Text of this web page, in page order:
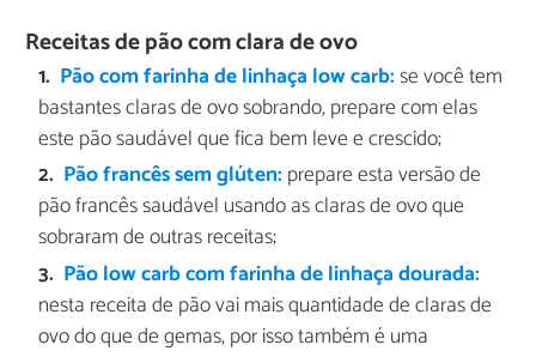
Receitas de pão com clara de ovo
Pão com farinha de linhaça low carb:se você tem
bastantes claras de ovo sobrando, prepare com elas
este pão saudável que fica bem leve e crescido;
Pão francês sem glúten: prepare esta versão de
pão francês saudável usando as claras de ovo que
sobraram de outras receitas;
Pão low carb com farinha de linhaça dourada:
nesta receita de pão vai mais quantidade de claras de
ovo do que de gemas, por isso também é uma